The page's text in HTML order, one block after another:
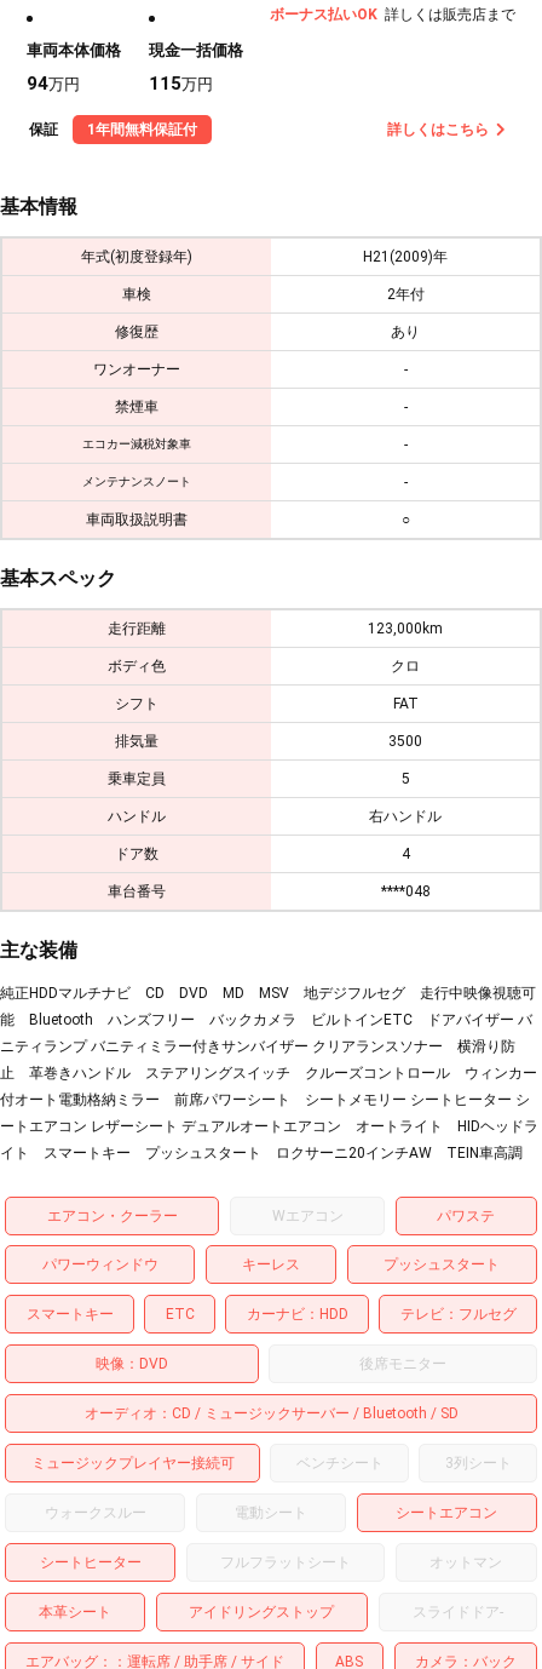
車両本体価格
94万円
現金一括価格
115万円
ボーナス払いOK 詳しくは販売店まで
保証 1年間無料保証付 詳しくはこちら
基本情報
年式(初度登録年) H21(2009)年
車検 2年付
修復歴 あり
ワンオーナー -
禁煙車 -
エコカー減税対象車 -
メンテナンスノート -
車両取扱説明書 ○
基本スペック
走行距離 123,000km
ボディ色 クロ
シフト FAT
排気量 3500
乗車定員 5
ハンドル 右ハンドル
ドア数 4
車台番号 ****048
主な装備
純正HDDマルチナビ CD DVD MD MSV 地デジフルセグ 走行中映像視聴可
能 Bluetooth ハンズフリー バックカメラ ビルトインETC ドアバイザー バ
ニティランプ バニティミラー付きサンバイザー クリアランスソナー 横滑り防
止 革巻きハンドル ステアリングスイッチ クルーズコントロール ウィンカー
付オート電動格納ミラー 前席パワーシート シートメモリー シートヒーター シ
ートエアコン レザーシート デュアルオートエアコン オートライト HIDヘッドラ
イト スマートキー プッシュスタート ロクサーニ20インチAW TEIN車高調
エアコン・クーラー Wエアコン パワステ
パワーウィンドウ キーレス プッシュスタート
スマートキー ETC カーナビ HDD テレビ フルセグ
映像 DVD 後席モニター
オーディオ CD ミュージックサーバー Bluetooth SD
ミュージックプレイヤー接続可 ベンチシート 3列シート
ウォークスルー 電動シート シートエアコン
シートヒーター フルフラットシート オットマン
本革シート アイドリングストップ スライドドア-
エアバッグ： 運転席 助手席 サイド ABS カメラ バック